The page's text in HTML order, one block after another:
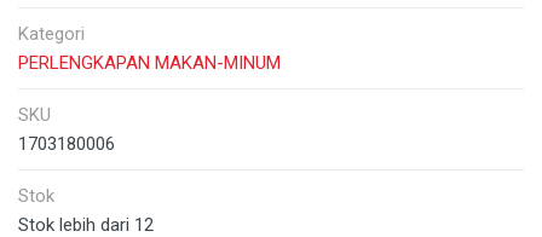
Kategori
PERLENGKAPAN MAKAN-MINUM
SKU
1703180006
Stok
Stok lebih dari 12